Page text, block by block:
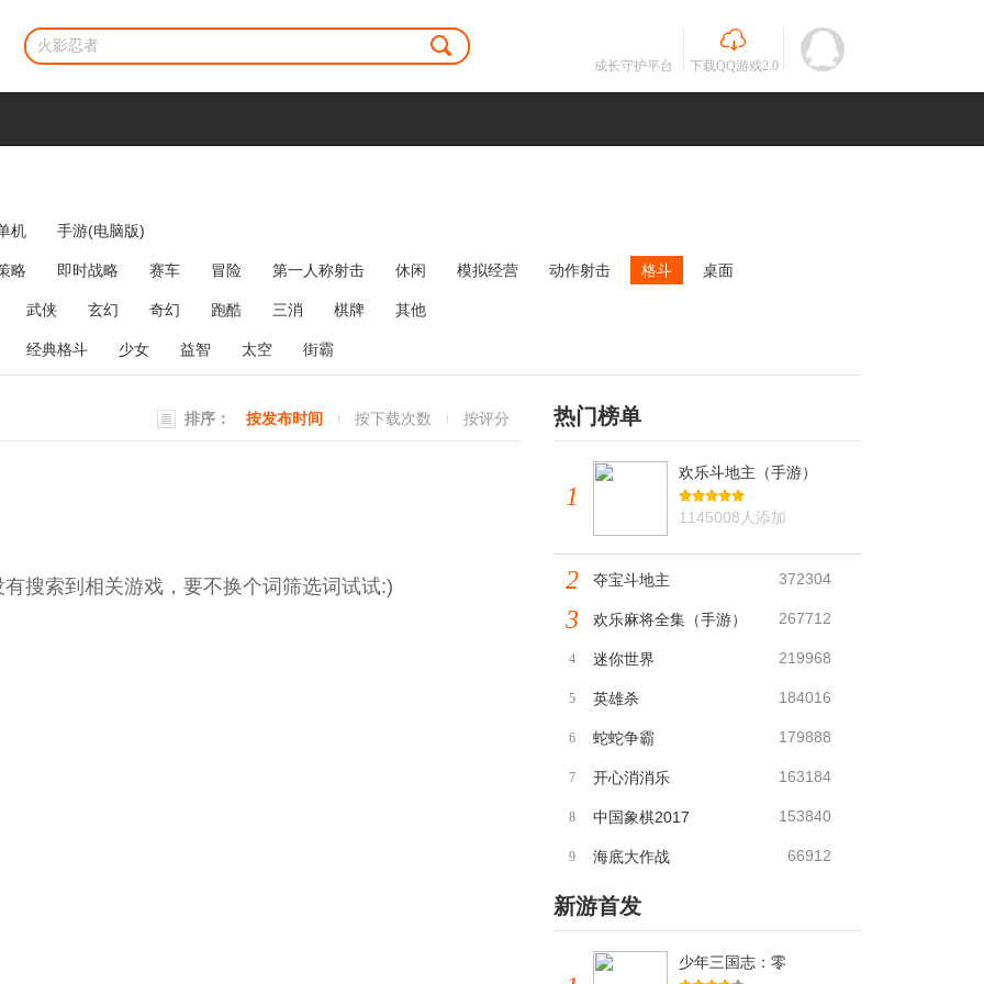
成长守护平台 下载QQ游戏2.0
机 手游(电脑版)
略 即时战略 赛车 冒险 第一人称射击 休闲 模拟经营 动作射击 格斗
桌面
牌类
麻将 网络游戏 弹幕射击 策略塔防
武侠 玄幻 奇幻 跑酷 三消 棋牌 其他
经典格斗 少女 益智 太空 街霸
排序： 按发布时间 按下载次数 按评分
搜索到相关游戏，要不换个词筛选词试试:)
热门榜单
1
欢乐斗地主（手游）
1145008人添加
2 夺宝斗地主 372304
3 欢乐麻将全集（手游） 267712
4 迷你世界 219968
5 英雄杀 184016
6 蛇蛇争霸 179888
7 开心消消乐 163184
8 中国象棋2017 153840
9 海底大作战 66912
新游首发
少年三国志：零